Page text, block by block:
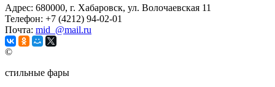
Адрес: 680000, г. Хабаровск, ул. Волочаевская 11
Телефон: +7 (4212) 94-02-01
Почта: mid_@mail.ru
©
стильные фары